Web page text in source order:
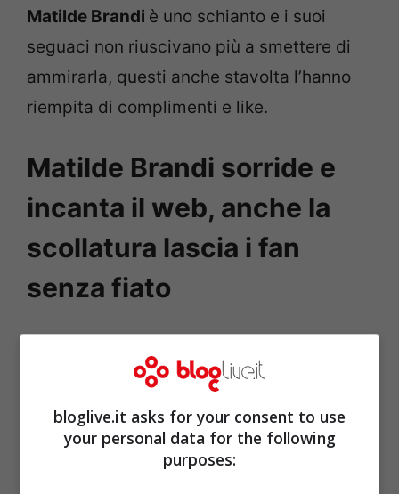
Matilde Brandi è uno schianto e i suoi
seguaci non riuscivano più a smettere di
ammirarla, questi anche stavolta l’hanno
riempita di complimenti e like.
Matilde Brandi sorride e
incanta il web, anche la
scollatura lascia i fan
senza fiato
bloglive.it asks for your consent to use
your personal data for the following
purposes: